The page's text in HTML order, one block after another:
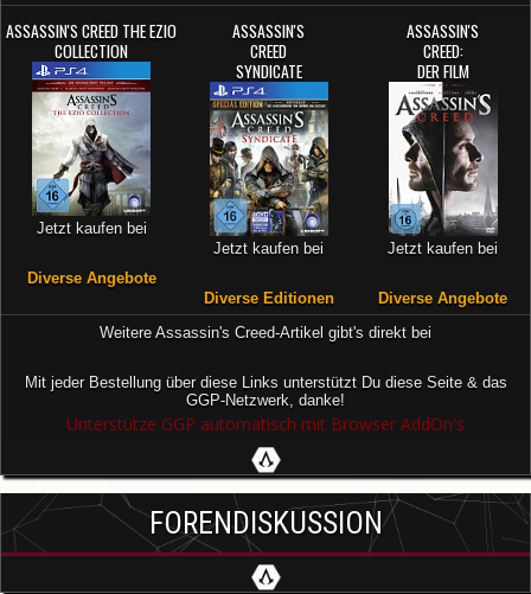
ASSASSIN'S CREED THE EZIO
COLLECTION
Jetzt kaufen bei
Diverse Angebote
ASSASSIN'S
CREED
SYNDICATE
Jetzt kaufen bei
Diverse Editionen
ASSASSIN'S
CREED:
DER FILM
Jetzt kaufen bei
Diverse Angebote
Weitere Assassin's Creed-Artikel gibt's direkt bei
Mit jeder Bestellung über diese Links unterstützt Du diese Seite & das
GGP-Netzwerk, danke!
Unterstütze GGP automatisch mit Browser AddOn's
FORENDISKUSSION